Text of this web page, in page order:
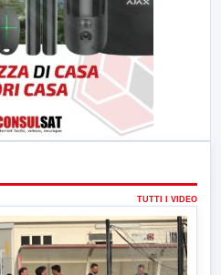
TUTTI I VIDEO